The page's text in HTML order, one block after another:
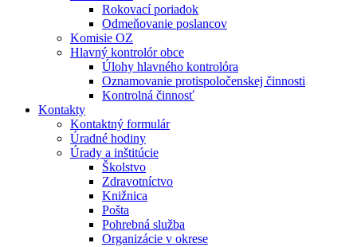
Rokovací poriadok
Odmeňovanie poslancov
Komisie OZ
Hlavný kontrolór obce
Úlohy hlavného kontrolóra
Oznamovanie protispoločenskej činnosti
Kontrolná činnosť
Kontakty
Kontaktný formulár
Úradné hodiny
Úrady a inštitúcie
Školstvo
Zdravotníctvo
Knižnica
Pošta
Pohrebná služba
Organizácie v okrese